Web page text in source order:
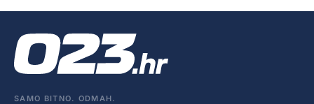
SAMO BITNO. ODMAH.